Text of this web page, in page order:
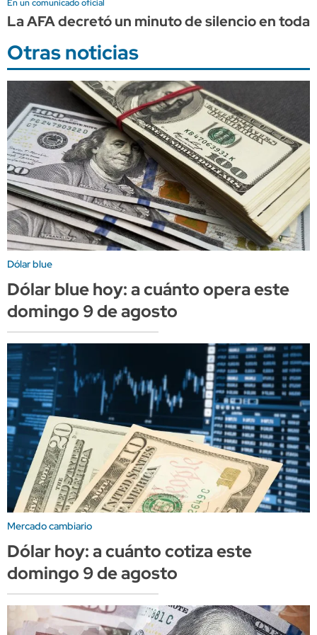
En un comunicado oficial
La AFA decretó un minuto de silencio en
Otras noticias
Dólar blue
Dólar blue hoy: a cuánto opera este
domingo 9 de agosto
Mercado cambiario
Dólar hoy: a cuánto cotiza este
domingo 9 de agosto